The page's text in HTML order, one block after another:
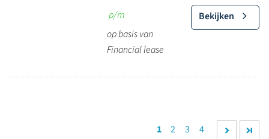
p/m
op basis van
Financial lease
Bekijken
1 2 3 4